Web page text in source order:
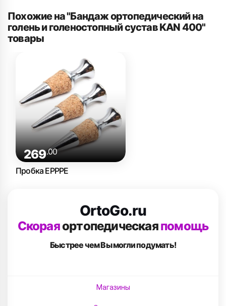
Похожие на "Бандаж ортопедический на
голень и голеностопный сустав KAN 400"
товары
269.00
Пробка EPPPE
OrtoGo.ru
Скораяортопедическаяпомощь
Быстрее чем Вымогли подумать!
Магазины